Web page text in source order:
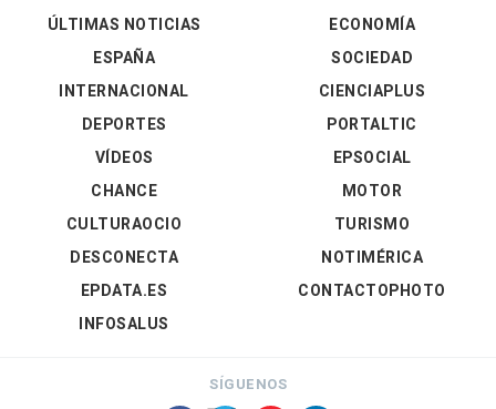
ÚLTIMAS NOTICIAS
ESPAÑA
INTERNACIONAL
DEPORTES
VÍDEOS
ECONOMÍA
SOCIEDAD
CIENCIAPLUS
PORTALTIC
EPSOCIAL
CHANCE
CULTURAOCIO
DESCONECTA
EPDATA.ES
INFOSALUS
MOTOR
TURISMO
NOTIMÉRICA
CONTACTOPHOTO
SÍGUENOS